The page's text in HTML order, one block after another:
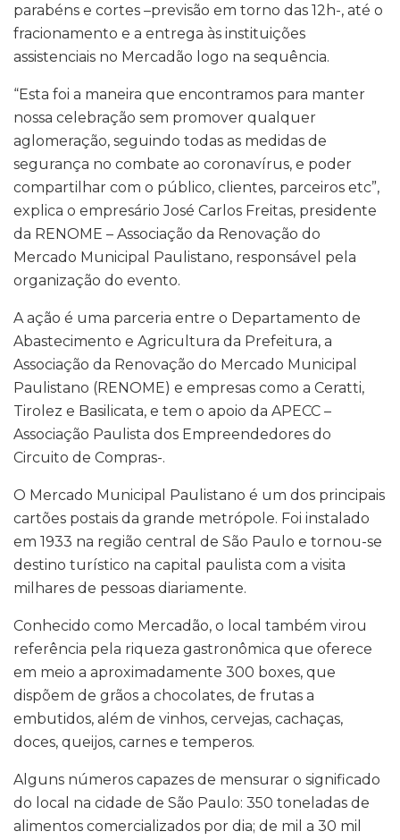
parabéns e cortes –previsão em torno das 12h-, até o
fracionamento e a entrega às instituições
assistenciais no Mercadão logo na sequência.
“Esta foi a maneira que encontramos para manter
nossa celebração sem promover qualquer
aglomeração, seguindo todas as medidas de
segurança no combate ao coronavírus, e poder
compartilhar com o público, clientes, parceiros etc”,
explica o empresário José Carlos Freitas, presidente
da RENOME – Associação da Renovação do
Mercado Municipal Paulistano, responsável pela
organização do evento.
A ação é uma parceria entre o Departamento de
Abastecimento e Agricultura da Prefeitura, a
Associação da Renovação do Mercado Municipal
Paulistano (RENOME) e empresas como a Ceratti,
Tirolez e Basilicata, e tem o apoio da APECC –
Associação Paulista dos Empreendedores do
Circuito de Compras-.
O Mercado Municipal Paulistano é um dos principais
cartões postais da grande metrópole. Foi instalado
em 1933 na região central de São Paulo e tornou-se
destino turístico na capital paulista com a visita
milhares de pessoas diariamente.
Conhecido como Mercadão, o local também virou
referência pela riqueza gastronômica que oferece
em meio a aproximadamente 300 boxes, que
dispõem de grãos a chocolates, de frutas a
embutidos, além de vinhos, cervejas, cachaças,
doces, queijos, carnes e temperos.
Alguns números capazes de mensurar o significado
do local na cidade de São Paulo: 350 toneladas de
alimentos comercializados por dia; de mil a 30 mil